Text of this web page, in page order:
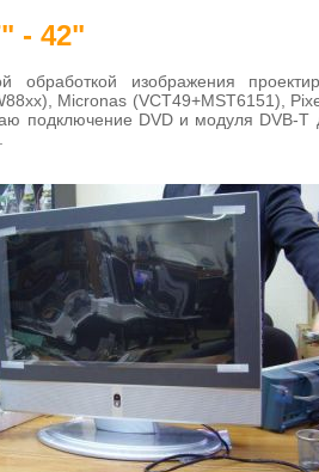
- 42"
обработкой изображения
Micronas (VCT49+MST6151),
подключение DVD и модуля DVB-T